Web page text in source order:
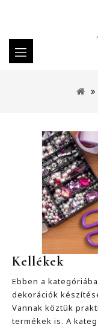
Kellékek
Ebben a
dekorációk
Vannak köztük
termékek is. A